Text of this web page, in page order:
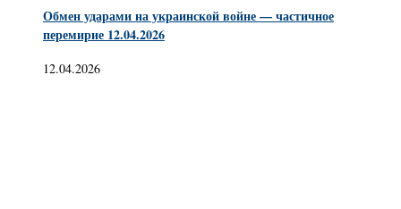
Обмен ударами на украинской войне — частичное
перемирие 12.04.2026
12.04.2026